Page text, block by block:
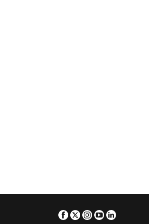
Facebook
TwitterInstagram
Youtube